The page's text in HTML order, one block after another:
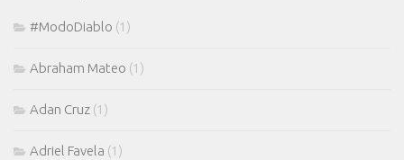
#ModoDiablo (1)
Abraham Mateo (1)
Adan Cruz (1)
Adriel Favela (1)